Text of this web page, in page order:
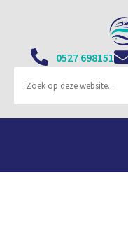
0527 698151